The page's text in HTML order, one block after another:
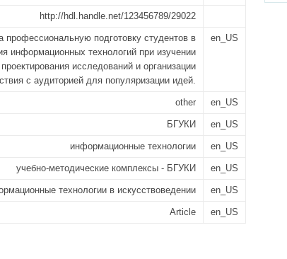
http://hdl.handle.net/123456789/29022
подготовку студентов в
информационных технологий при изучении
исследований и организации
с аудиторией для популяризации идей.
en_US
other en_US
БГУКИ en_US
информационные технологии en_US
учебно-методические комплексы - БГУКИ en_US
технологии в искусствоведении en_US
Article en_US